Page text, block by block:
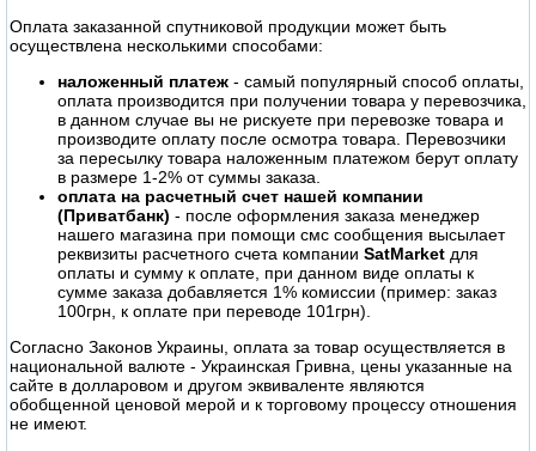
Оплата заказанной спутниковой продукции может быть
осуществлена несколькими способами:
наложенный платеж - самый популярный способ оплаты,
оплата производится при получении товара у перевозчика,
в данном случае вы не рискуете при перевозке товара и
производите оплату после осмотра товара. Перевозчики
за пересылку товара наложенным платежом берут оплату
в размере 1-2% от суммы заказа.
оплата на расчетный счет нашей компании
(Приватбанк) - после оформления заказа менеджер
нашего магазина при помощи смс сообщения высылает
реквизиты расчетного счета компании SatMarket для
оплаты и сумму к оплате, при данном виде оплаты к
сумме заказа добавляется 1% комиссии (пример: заказ
100грн, к оплате при переводе 101грн).
Согласно Законов Украины, оплата за товар осуществляется в
национальной валюте - Украинская Гривна, цены указанные на
сайте в долларовом и другом эквиваленте являются
обобщенной ценовой мерой и к торговому процессу отношения
не имеют.